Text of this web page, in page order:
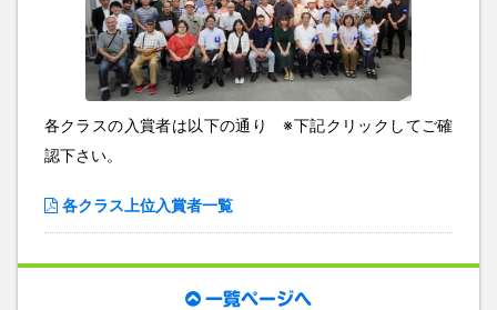
各クラスの入賞者は以下の通り ※下記クリックしてご確
認下さい。
各クラス上位入賞者一覧
一覧ページへ